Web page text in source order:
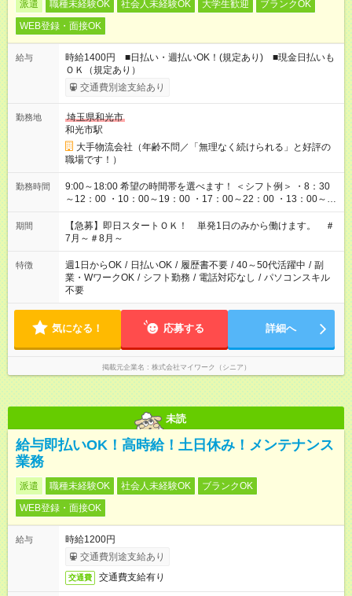
派遣 職種未経験OK 社会人未経験OK 大学生歓迎
ブランクOK
WEB登録・面接OK
給与
時給1400円 ■日払い・週払いOK！(規定あり) ■現金日払いも
ＯＫ（規定あり）
交通費別途支給あり
勤務地
埼玉県和光市
和光市駅
大手物流会社（年齢不問／「無理なく続けられる」と好評の
職場です！）
勤務時間
9:00～18:00 希望の時間帯を選べます！ ＜シフト例＞ ・8：30
～12：00 ・10：00～19：00 ・17：00～22：00 ・13：00～
22：00 ・22：00～翌6：00 など
期間
【急募】即日スタートＯＫ！ 単発1日のみから働けます。 ＃
7月～＃8月～
特徴 週1日からOK / 日払いOK / 履歴書不要 / 40～50代活躍中 / 副
業・WワークOK / シフト勤務 / 電話対応なし / パソコンスキル
不要
気になる！ 応募する 詳細へ
掲載元企業名 株式会社マイワーク（シニア）
未読
給与即払いOK！高時給！土日休み！メンテナンス
業務
派遣 職種未経験OK 社会人未経験OK
ブランクOK
WEB登録・面接OK
給与
時給1200円
交通費別途支給あり
交通費 交通費支給有り